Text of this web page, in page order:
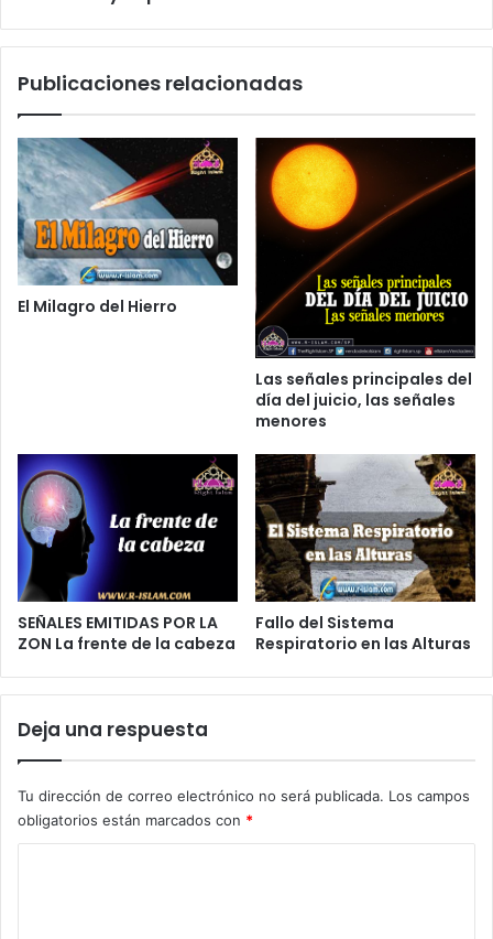
Publicaciones relacionadas
El Milagro del Hierro
Las señales principales del
día del juicio, las señales
menores
SEÑALES EMITIDAS POR LA
ZON La frente de la cabeza
Fallo del Sistema
Respiratorio en las Alturas
Deja una respuesta
Tu dirección de correo electrónico no será publicada. Los campos
obligatorios están marcados con *